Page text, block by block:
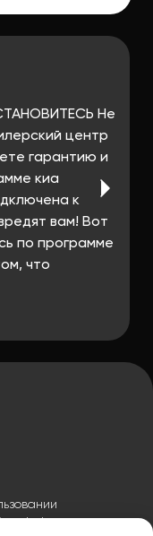
Не
центр
гарантию и
киа
к
вам! Вот
по программе
что
тем что
что оно
г.Котельники
свои права